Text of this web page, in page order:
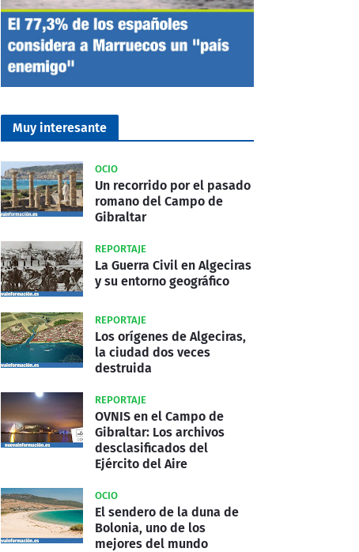
Muy interesante
OCIO
Un recorrido por el pasado
romano del Campo de
Gibraltar
REPORTAJE
La Guerra Civil en Algeciras
y su entorno geográfico
REPORTAJE
Los orígenes de Algeciras,
la ciudad dos veces
destruida
REPORTAJE
OVNIS en el Campo de
Gibraltar: Los archivos
desclasificados del
Ejército del Aire
OCIO
El sendero de la duna de
Bolonia, uno de los
mejores del mundo